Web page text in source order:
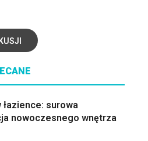
łazience: surowa
nowoczesnego wnętrza